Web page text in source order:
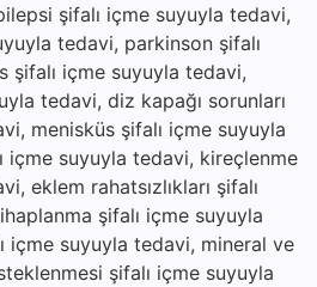
şifalı içme suyuyla tedavi,
tedavi, parkinson şifalı
şifalı içme suyuyla tedavi,
tedavi, diz kapağı sorunları
menisküs şifalı içme suyuyla
içme suyuyla tedavi, kireçlenme
eklem rahatsızlıkları şifalı
şifalı içme suyuyla
içme suyuyla tedavi, mineral ve
şifalı içme suyuyla